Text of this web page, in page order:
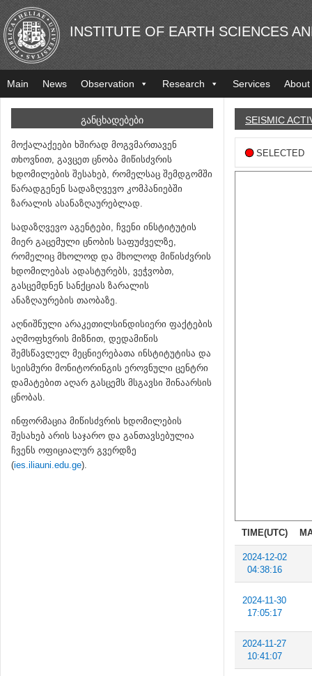
INSTITUTE OF EARTH SCIENCES
Main News Observation Research Services About
ᲒᲐᲜᲪᲮᲐᲓᲔᲑᲔᲑᲘ
მოქალაქეები ხშირად მოგვმართავენ
თხოვნით, გავცეთ ცნობა მიწისძვრის
ხდომილების შესახებ, რომელსაც შემდგომში
წარადგენენ სადაზღვევო კომპანიებში
ზარალის ასანაზღაურებლად.
სადაზღვევო აგენტები, ჩვენი ინსტიტუტის
მიერ გაცემული ცნობის საფუძველზე,
რომელიც მხოლოდ და მხოლოდ მიწისძვრის
ხდომილებას ადასტურებს, ვეჭვობთ,
გასცემდნენ სანქციას ზარალის
ანაზღაურების თაობაზე.
აღნიშნული არაკეთილსინდისიერი ფაქტების
აღმოფხვრის მიზნით, დედამიწის
შემსწავლელ მეცნიერებათა ინსტიტუტისა და
სეისმური მონიტორინგის ეროვნული ცენტრი
დამატებით აღარ გასცემს მსგავსი შინაარსის
ცნობას.
ინფორმაცია მიწისძვრის ხდომილების
შესახებ არის საჯარო და განთავსებულია
ჩვენს ოფიციალურ გვერდზე
(ies.iliauni.edu.ge).
SEISMIC
SELECTED
TIME(UTC)
2024-12-02
04:38:16
2024-11-30
17:05:17
2024-11-27
10:41:07